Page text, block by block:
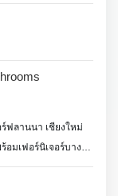
ฟลานนา เชียงใหม่
มเฟอร์นิเจอร์บาง